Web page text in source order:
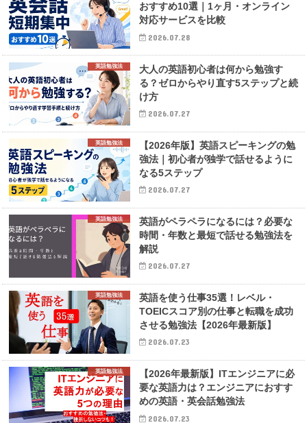
おすすめ10選｜1ヶ月・オンライン
対応サービスを比較
2026.07.28
英語勉強法
大人の英語初心者は何から勉強す
る？ゼロからやり直す5ステップと続
け方
2026.07.27
英語勉強法
【2026年版】英語スピーキングの勉
強法｜初心者が独学で話せるように
なる5ステップ
2026.07.27
英語勉強法
英語がペラペラになるには？必要な
時間・年数と最短で話せる勉強法を
解説
2026.07.27
英語勉強法
英語を使う仕事35選！レベル・
TOEICスコア別の仕事と転職を成功
させる勉強法【2026年最新版】
2026.07.23
英語勉強法
【2026年最新版】ITエンジニアに必
要な英語力は？エンジニアにおすす
めの英語・英会話勉強法
2026.07.23